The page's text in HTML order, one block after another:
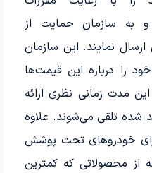
به سازمان حمایت از
نمایند. این سازمان
را درباره این قیمت‌ها
مدت زمانی نظری ارائه
شده تلقی می‌شوند. علاوه
برای خودروهای تحت پوشش
از محصولاتی که کمترین